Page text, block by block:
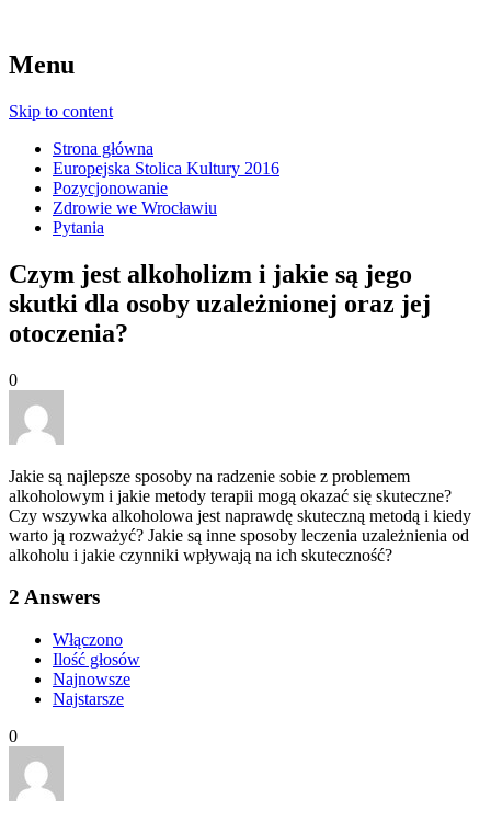
Menu
Skip to content
Strona główna
Europejska Stolica Kultury 2016
Pozycjonowanie
Zdrowie we Wrocławiu
Pytania
Czym jest alkoholizm i jakie są jego
skutki dla osoby uzależnionej oraz jej
otoczenia?
0
Jakie są najlepsze sposoby na radzenie sobie z problemem
alkoholowym i jakie metody terapii mogą okazać się skuteczne?
Czy wszywka alkoholowa jest naprawdę skuteczną metodą i kiedy
warto ją rozważyć? Jakie są inne sposoby leczenia uzależnienia od
alkoholu i jakie czynniki wpływają na ich skuteczność?
2 Answers
Włączono
Ilość głosów
Najnowsze
Najstarsze
0